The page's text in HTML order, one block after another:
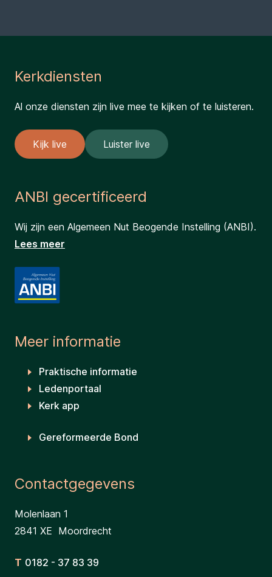
Kerkdiensten
Al onze diensten zijn live mee te kijken of te luisteren.
Kijk live Luister live
ANBI gecertificeerd
Wij zijn een Algemeen Nut Beogende Instelling (ANBI).
Lees meer
Meer informatie
Praktische informatie
Ledenportaal
Kerk app
Gereformeerde Bond
Contactgegevens
Molenlaan 1
2841 XE Moordrecht
T 0182 - 37 83 39